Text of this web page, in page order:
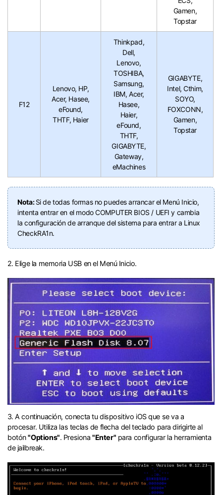
Gamen,
Topstar
F12
Lenovo, HP,
Acer, Hasee,
eFound,
THTF, Haier
Thinkpad,
Dell,
Lenovo,
TOSHIBA,
Samsung,
IBM, Acer,
Hasee,
Haier,
eFound,
THTF,
GIGABYTE,
Gateway,
eMachines
GIGABYTE,
Intel, Cthim,
SOYO,
FOXCONN,
Gamen,
Topstar
Nota:Si de todas formas no puedes arrancar el Menú Inicio,
intenta entrar en el modo COMPUTER BIOS / UEFI y cambia
la configuración de arranque del sistema para entrar a Linux
CheckRA1n.󠀲󠀩󠀧󠀣󠀠󠀨󠀨󠀠
󠀰2. Elige la memoria USB en el Menú Inicio.
󠀰3. A continuación, conecta tu dispositivo iOS que se va a
procesar.󠀲󠀩󠀧󠀣󠀠󠀨󠀨󠀣󠀳󠀰 Utiliza las teclas de flecha del teclado para dirigirte al
botón"Options".󠀲󠀩󠀧󠀣󠀠󠀨󠀨󠀤󠀳󠀰 Presiona"Enter" para configurar la herramienta
de jailbreak.󠀲󠀩󠀧󠀣󠀠󠀨󠀨󠀥󠀳